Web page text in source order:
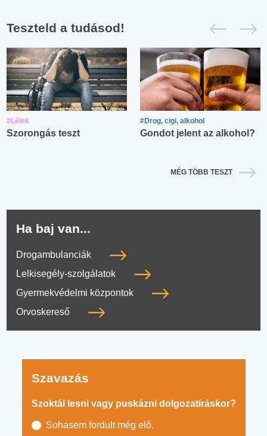
Teszteld a tudásod!
#Lélek
Szorongás teszt
#Drog, cigi, alkohol
Gondot jelent az alkohol?
MÉG TÖBB TESZT
Ha baj van...
Drogambulanciák
Lelkisegély-szolgálatok
Gyermekvédelmi központok
Orvoskereső
Szavazás
Szoktál lesni vagy puskázni dolgozatíráskor?
Sohasem fordult még elő.